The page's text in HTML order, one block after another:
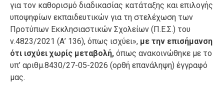
για τον καθορισμό διαδικασίας κατάταξης και επιλογής
υποψηφίων εκπαιδευτικών για τη στελέχωση των
Προτύπων Εκκλησιαστικών Σχολείων (Π.Ε.Σ.) του
ν.4823/2021 (Α’ 136), όπως ισχύει», με την επισήμανση
ότι ισχύει χωρίς μεταβολή, όπως ανακοινώθηκε με το
υπ’ αριθμ.8430/27-05-2026 (ορθή επανάληψη) έγγραφό
μας.